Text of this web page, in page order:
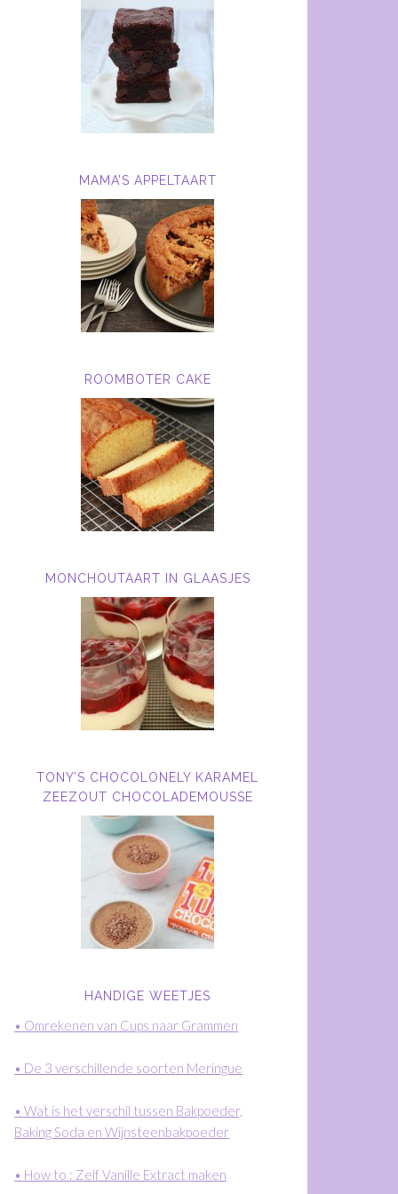
MAMA’S APPELTAART
ROOMBOTER CAKE
MONCHOUTAART IN GLAASJES
TONY’S CHOCOLONELY KARAMEL
ZEEZOUT CHOCOLADEMOUSSE
HANDIGE WEETJES
• Omrekenen van Cups naar Grammen
• De 3 verschillende soorten Meringue
• Wat is het verschil tussen Bakpoeder,
Baking Soda en Wijnsteenbakpoeder
• How to : Zelf Vanille Extract maken